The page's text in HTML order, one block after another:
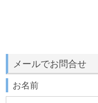
メールでお問合せ
お名前